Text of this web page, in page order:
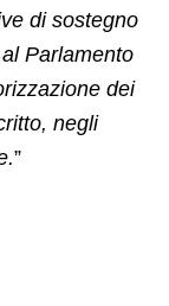
di sostegno
Parlamento
dei
negli
”